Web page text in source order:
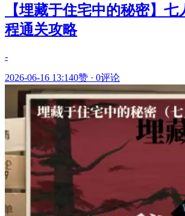
【埋藏于住宅中的秘密】
程通关攻略
-
2026-06-16 13:140赞 · 0评论